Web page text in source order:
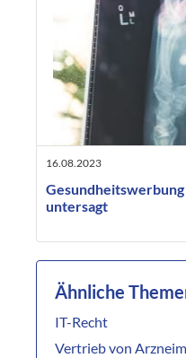
16.08.2023
untersagt
Ähnliche
IT-Recht
Vertrieb von